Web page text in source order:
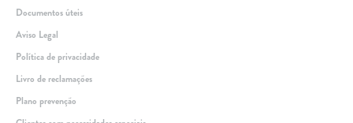
Documentos úteis
Aviso Legal
Política de privacidade
Livro de reclamações
Plano prevenção